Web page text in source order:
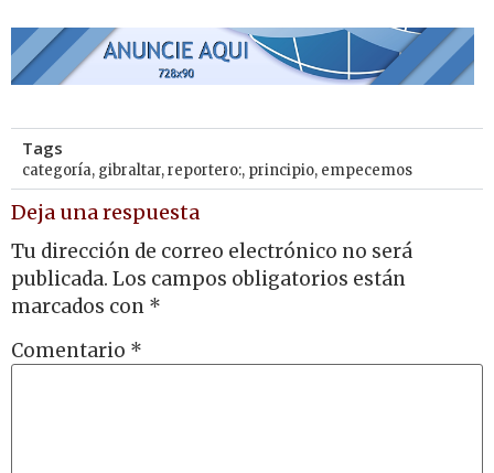
Tags
categoría, gibraltar,reportero:, principio, empecemos
Deja una respuesta
Tu dirección de correo electrónico no será
publicada. Los campos obligatorios están
marcados con *
Comentario *